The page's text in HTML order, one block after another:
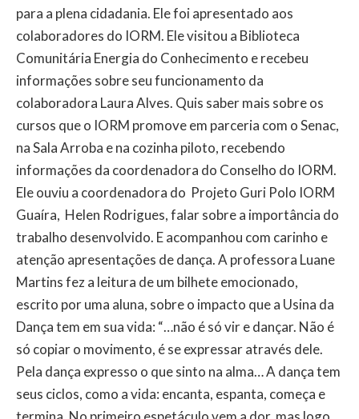
para a plena cidadania. Ele foi apresentado aos
colaboradores do IORM. Ele visitou a Biblioteca
Comunitária Energia do Conhecimento e recebeu
informações sobre seu funcionamento da
colaboradora Laura Alves. Quis saber mais sobre os
cursos que o IORM promove em parceria com o Senac,
na Sala Arroba e na cozinha piloto, recebendo
informações da coordenadora do Conselho do IORM.
Ele ouviu a coordenadora do Projeto Guri Polo IORM
Guaíra, Helen Rodrigues, falar sobre a importância do
trabalho desenvolvido. E acompanhou com carinho e
atenção apresentações de dança. A professora Luane
Martins fez a leitura de um bilhete emocionado,
escrito por uma aluna, sobre o impacto que a Usina da
Dança tem em sua vida: “…não é só vir e dançar. Não é
só copiar o movimento, é se expressar através dele.
Pela dança expresso o que sinto na alma… A dança tem
seus ciclos, como a vida: encanta, espanta, começa e